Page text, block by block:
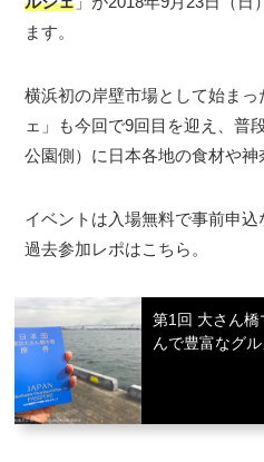
ます。
横浜初の岸壁市場として始ま
ェ」も今回で9回目を迎え、普
公園側）に日本各地の食材や神
イベントは入場無料で事前申込
過去参加レポはこちら。
第1回 大さん橋
んで豊富なグ